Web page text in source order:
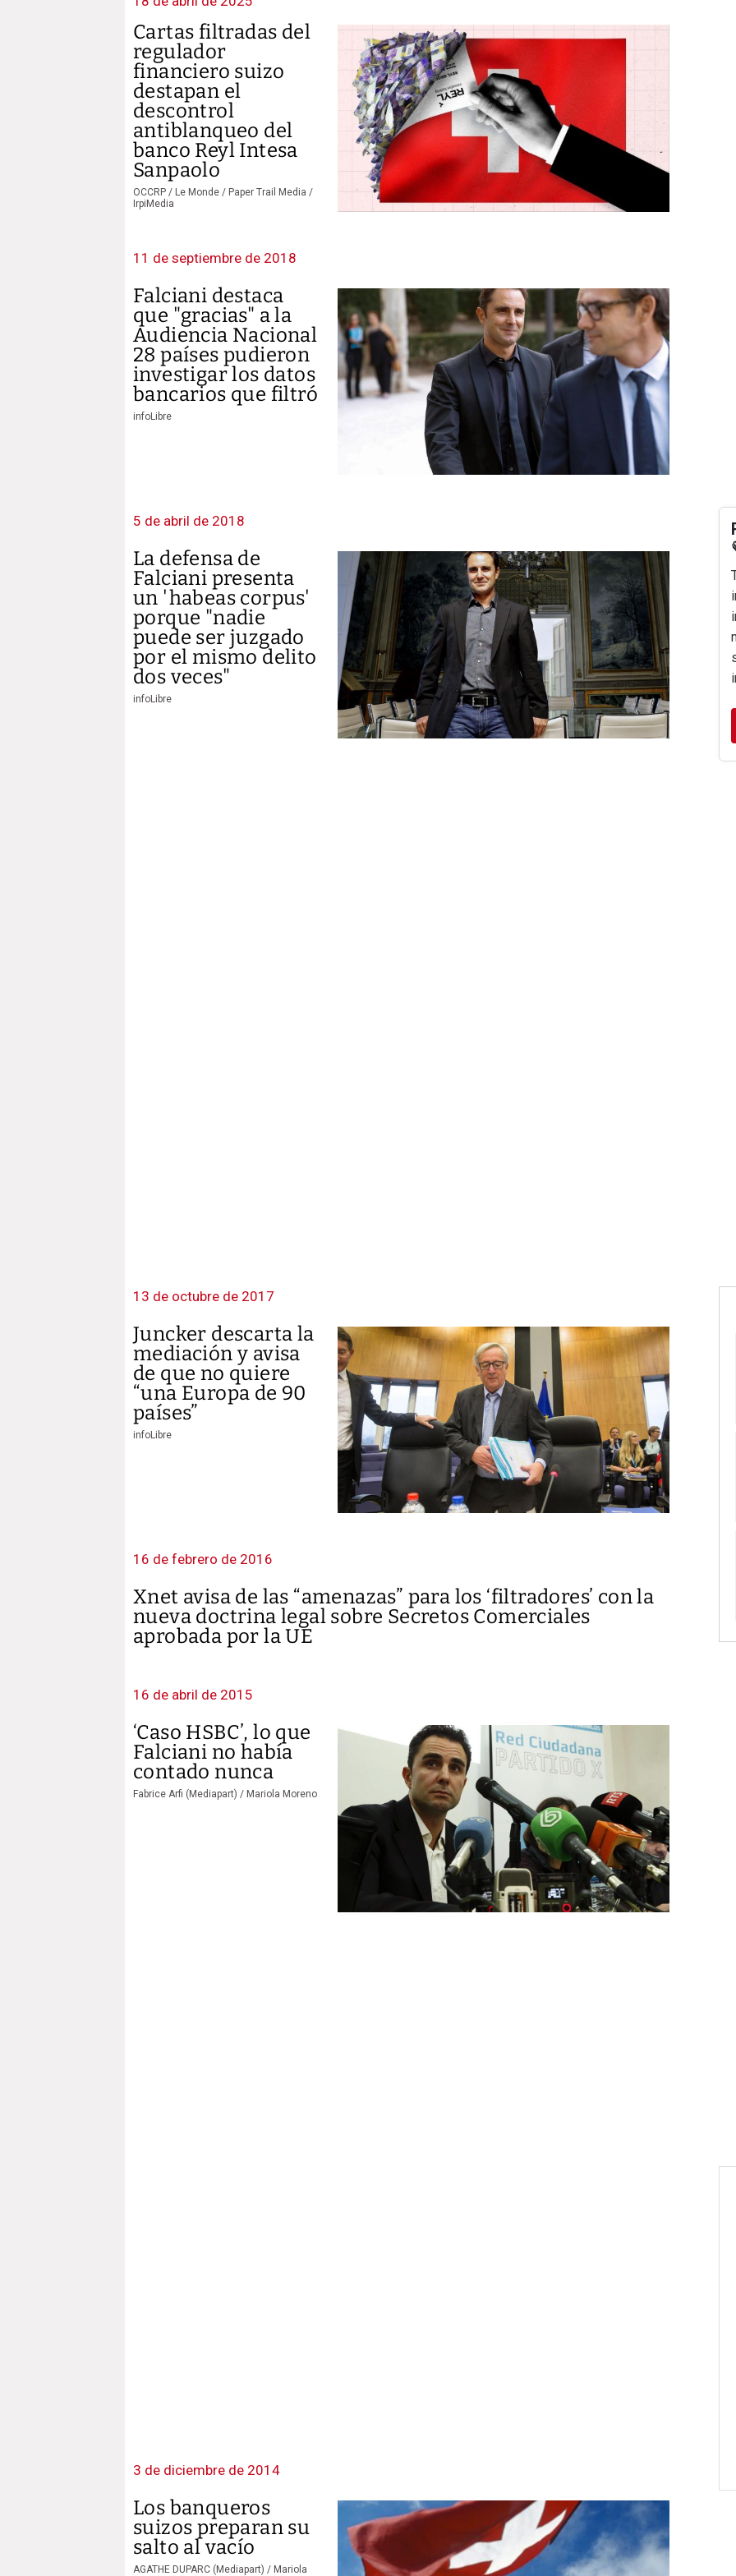
Cartas filtradas del
regulador
financiero suizo
destapan el
descontrol
antiblanqueo del
banco Reyl Intesa
Sanpaolo
OCCRP / Le Monde / Paper Trail Media /
IrpiMedia
11 de septiembre de 2018
Falciani destaca
que "gracias" a la
Audiencia Nacional
28 países pudieron
investigar los datos
bancarios que filtró
infoLibre
5 de abril de 2018
La defensa de
Falciani presenta
un 'habeas corpus'
porque "nadie
puede ser juzgado
por el mismo delito
dos veces"
infoLibre
13 de octubre de 2017
Juncker descarta la
mediación y avisa
de que no quiere
“una Europa de 90
países”
infoLibre
16 de febrero de 2016
Xnet avisa de las “amenazas” para los ‘filtradores’ con la
nueva doctrina legal sobre Secretos Comerciales
aprobada por la UE
16 de abril de 2015
‘Caso HSBC’, lo que
Falciani no había
contado nunca
Fabrice Arfi (Mediapart) / Mariola Moreno
3 de diciembre de 2014
Los banqueros
suizos preparan su
salto al vacío
AGATHE DUPARC (Mediapart) / Mariola